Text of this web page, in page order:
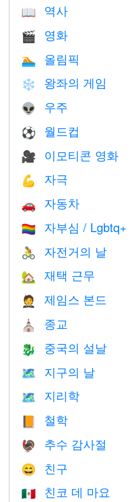
📖 역사
🎬 영화
🏊 올림픽
❄️ 왕좌의 게임
👽 우주
⚽ 월드컵
🎥 이모티콘 영화
💪 자극
🚗 자동차
🏳️‍🌈 자부심 / Lgbtq+
🚴 자전거의 날
🏡 재택 근무
🤵 제임스 본드
⛪️ 종교
🐉 중국의 설날
🗺️ 지구의 날
🗺 지리학
📙 철학
🦃 추수 감사절
😄 친구
🇲🇽 친코 데 마요